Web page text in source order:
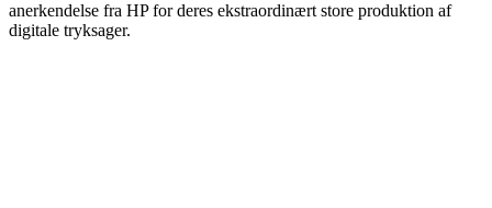
anerkendelse fra HP for deres ekstraordinært store produktion af
digitale tryksager.